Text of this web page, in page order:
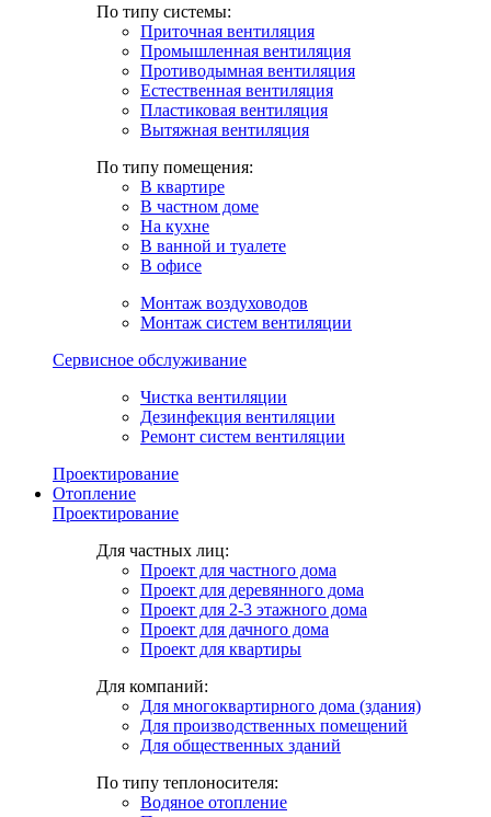
По типу системы:
Приточная вентиляция
Промышленная вентиляция
Противодымная вентиляция
Естественная вентиляция
Пластиковая вентиляция
Вытяжная вентиляция
По типу помещения:
В квартире
В частном доме
На кухне
В ванной и туалете
В офисе
Монтаж воздуховодов
Монтаж систем вентиляции
Сервисное обслуживание
Чистка вентиляции
Дезинфекция вентиляции
Ремонт систем вентиляции
Проектирование
Отопление
Проектирование
Для частных лиц:
Проект для частного дома
Проект для деревянного дома
Проект для 2-3 этажного дома
Проект для дачного дома
Проект для квартиры
Для компаний:
Для многоквартирного дома (здания)
Для производственных помещений
Для общественных зданий
По типу теплоносителя:
Водяное отопление